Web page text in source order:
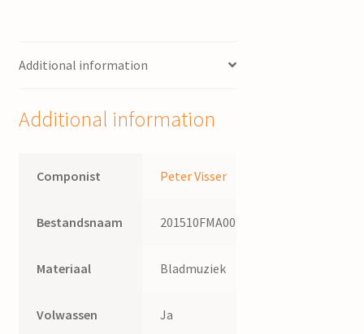
III
Steiner
Additional information
Additional information
Componist Peter Visser
Bestandsnaam 201510FMA002
Materiaal Bladmuziek
Volwassen Ja